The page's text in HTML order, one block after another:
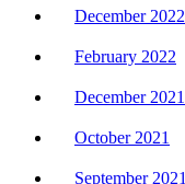
December 2022
February 2022
December 2021
October 2021
September 2021